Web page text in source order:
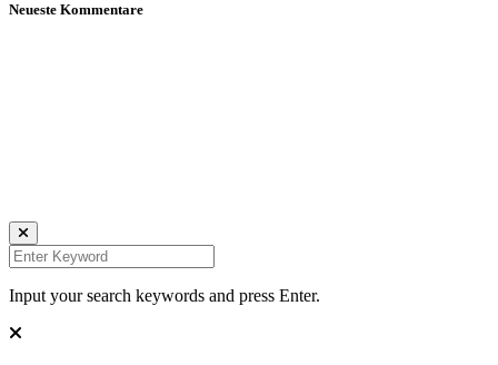
Neueste Kommentare
Input your search keywords and press Enter.